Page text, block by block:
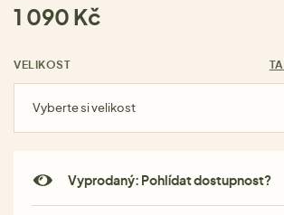
1 090 Kč
VELIKOST
Vyberte si velikost
Vyprodaný: Pohlídat dostupnost?